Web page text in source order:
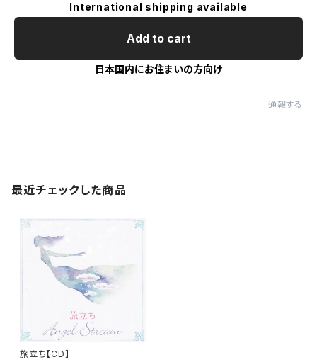
International shipping available
Add to cart
日本国内にお住まいの方向け
通報する
最近チェックした商品
旅立ち【CD】